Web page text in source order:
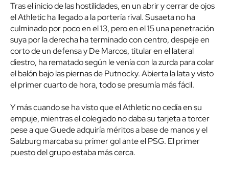
Tras el inicio de las hostilidades, en un abrir y cerrar de ojos
el Athletic ha llegado a la portería rival. Susaeta no ha
culminado por poco en el 13, pero en el 15 una penetración
suya por la derecha ha terminado con centro, despeje en
corto de un defensa y De Marcos, titular en el lateral
diestro, ha rematado según le venía con la zurda para colar
el balón bajo las piernas de Putnocky. Abierta la lata y visto
el primer cuarto de hora, todo se presumía más fácil.
Y más cuando se ha visto que el Athletic no cedía en su
empuje, mientras el colegiado no daba su tarjeta a torcer
pese a que Guede adquiría méritos a base de manos y el
Salzburg marcaba su primer gol ante el PSG. El primer
puesto del grupo estaba más cerca.